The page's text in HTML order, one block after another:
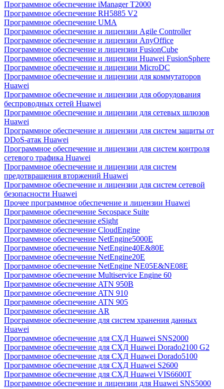
Программное обеспечение iManager T2000
Программное обеспечение RH5885 V2
Программное обеспечение UMA
Программное обеспечение и лицензии Agile Controller
Программное обеспечение и лицензии AnyOffice
Программное обеспечение и лицензии FusionCube
Программное обеспечение и лицензии Huawei FusionSphere
Программное обеспечение и лицензии MicroDC
Программное обеспечение и лицензии для коммутаторов
Huawei
Программное обеспечение и лицензии для оборудования
беспроводных сетей Huawei
Программное обеспечение и лицензии для сетевых шлюзов
Huawei
Программное обеспечение и лицензии для систем защиты от
DDoS-атак Huawei
Программное обеспечение и лицензии для систем контроля
сетевого трафика Huawei
Программное обеспечение и лицензии для систем
предотвращения вторжений Huawei
Программное обеспечение и лицензии для систем сетевой
безопасности Huawei
Прочее программное обеспечение и лицензии Huawei
Программное обеспечение Secospace Suite
Программное обеспечение eSight
Программное обеспечение CloudEngine
Программное обеспечение NetEngine5000E
Программное обеспечение NetEngine40E&80E
Программное обеспечение NetEngine20E
Программное обеспечение NetEngine NE05E&NE08E
Программное обеспечение Multiservice Engine 60
Программное обеспечение ATN 950B
Программное обеспечение ATN 910
Программное обеспечение ATN 905
Программное обеспечение AR
Программное обеспечение для систем хранения данных
Huawei
Программное обеспечение для СХД Huawei SNS2000
Программное обеспечение для СХД Huawei Dorado2100 G2
Программное обеспечение для СХД Huawei Dorado5100
Программное обеспечение для СХД Huawei S2600
Программное обеспечение для СХД Huawei VIS6600T
Программное обеспечение и лицензии для Huawei SNS5000